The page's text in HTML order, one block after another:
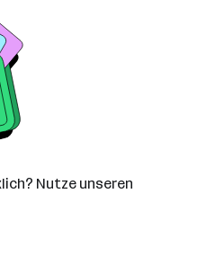
Nutze unseren